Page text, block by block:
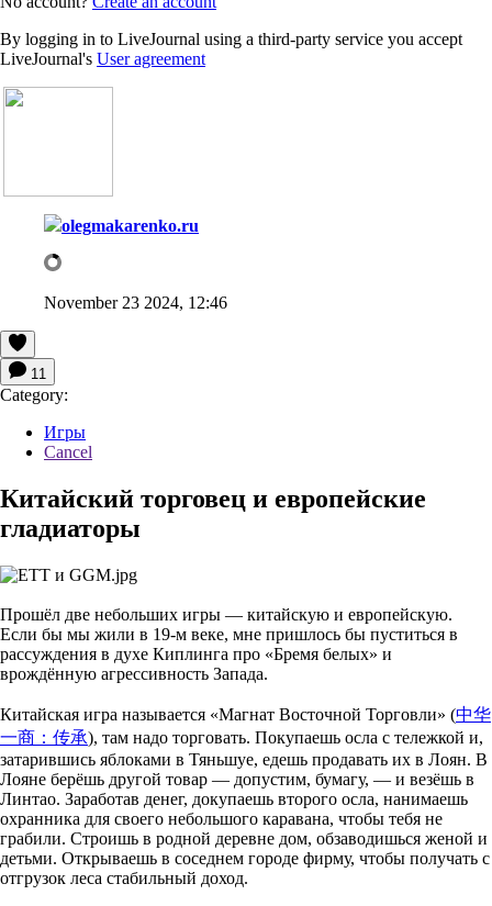
By logging in to LiveJournal using a third-party service you accept
LiveJournal's User agreement
olegmakarenko.ru
November 23 2024, 12:46
11
Category:
Игры
Cancel
Китайский торговец и европейские
гладиаторы
Прошёл две небольших игры — китайскую и европейскую.
Если бы мы жили в 19-м веке, мне пришлось бы пуститься в
рассуждения в духе Киплинга про «Бремя белых» и
врождённую агрессивность Запада.
Китайская игра называется «Магнат Восточной Торговли» (中华
一商：传承), там надо торговать. Покупаешь осла с тележкой и,
затарившись яблоками в Тяньшуе, едешь продавать их в Лоян. В
Лояне берёшь другой товар — допустим, бумагу, — и везёшь в
Линтао. Заработав денег, докупаешь второго осла, нанимаешь
охранника для своего небольшого каравана, чтобы тебя не
грабили. Строишь в родной деревне дом, обзаводишься женой и
детьми. Открываешь в соседнем городе фирму, чтобы получать с
отгрузок леса стабильный доход.